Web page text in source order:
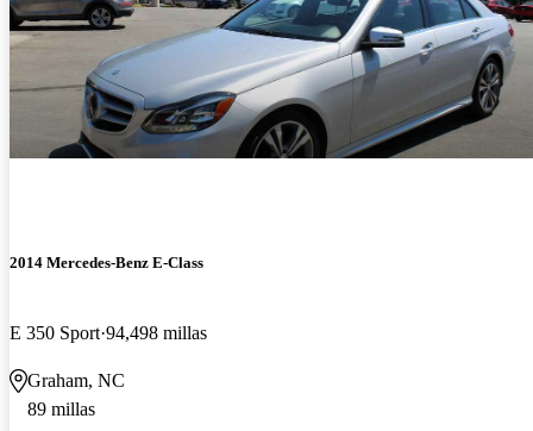
2014 Mercedes-Benz E-Class
E 350 Sport 94,498 millas
Graham, NC
89 millas